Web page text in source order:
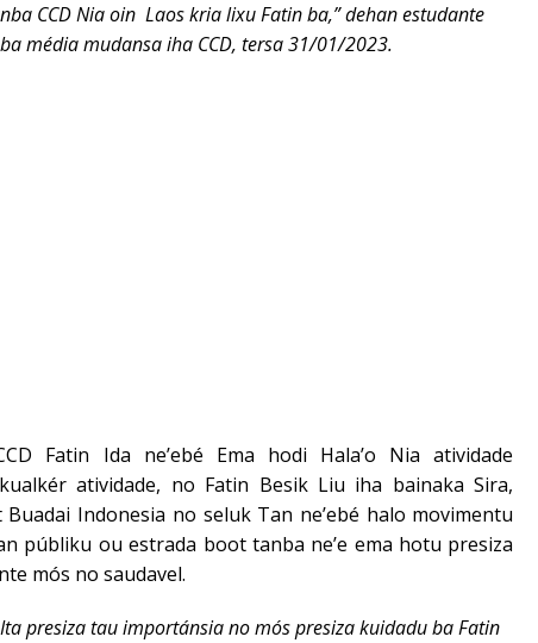
CCD Nia oin Laos kria lixu Fatin ba,” dehan estudante
média mudansa iha CCD, tersa 31/01/2023.
Fatin Ida ne’ebé Ema hodi Hala’o Nia atividade
atividade, no Fatin Besik Liu iha bainaka Sira,
Buadai Indonesia no seluk Tan ne’ebé halo movimentu
públiku ou estrada boot tanba ne’e ema hotu presiza
mós no saudavel.
presiza tau importánsia no mós presiza kuidadu ba Fatin